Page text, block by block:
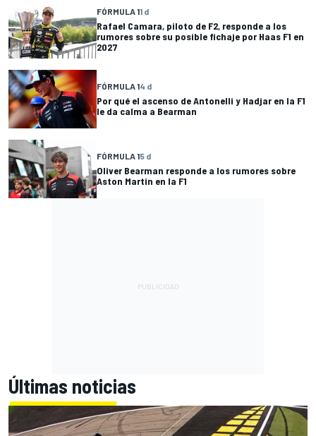
FÓRMULA 11 d
Rafael Camara, piloto de F2, responde a los
rumores sobre su posible fichaje por Haas F1 en
2027
FÓRMULA 14 d
Por qué el ascenso de Antonelli y Hadjar en la F1
le da calma a Bearman
FÓRMULA 15 d
Oliver Bearman responde a los rumores sobre
Aston Martin en la F1
Últimas noticias